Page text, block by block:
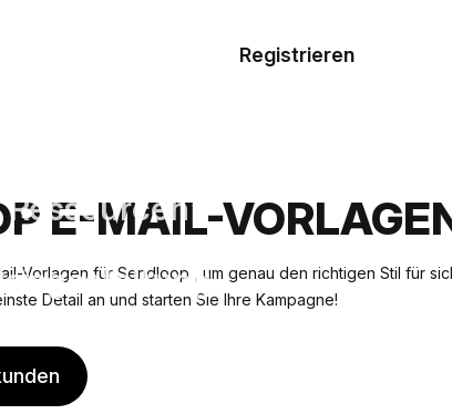
Ressourcen
Registrieren
E-MAIL-
Vorlagen für Sendloop , um genau den richtigen Stil für
Detail an und starten Sie Ihre Kampagne!